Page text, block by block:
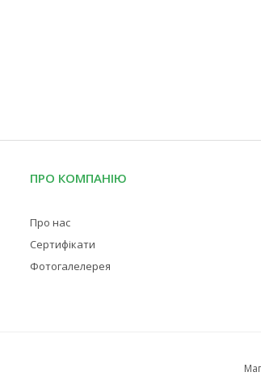
ПРО КОМПАНІЮ
Про нас
Сертифікати
Фотогалелерея